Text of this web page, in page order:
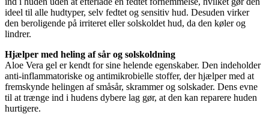
ideel til alle hudtyper, selv fedtet og sensitiv hud. Desuden virker
den beroligende på irriteret eller solskoldet hud, da den køler og
lindrer.
Hjælper med heling af sår og solskoldning
Aloe Vera gel er kendt for sine helende egenskaber. Den indeholder
anti-inflammatoriske og antimikrobielle stoffer, der hjælper med at
fremskynde helingen af småsår, skrammer og solskader. Dens evne
til at trænge ind i hudens dybere lag gør, at den kan reparere huden
hurtigere.